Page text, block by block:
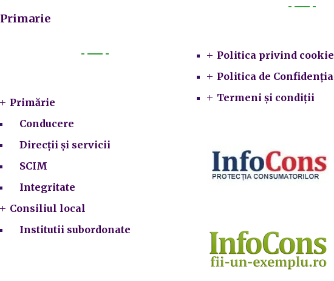
Primarie
Primărie
Conducere
Direcții și servicii
SCIM
Integritate
Consiliul local
Institutii subordonate
Politica privind
Politica de
Termeni și condiții